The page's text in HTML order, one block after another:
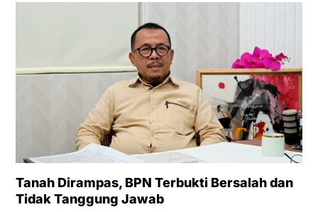
Tanah Dirampas, BPN Terbukti Bersalah dan
Tidak Tanggung Jawab